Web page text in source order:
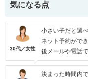
気になる点
30代／女性
小さい子だと選
ネット予約がで
後メールや電話
決まった時間内